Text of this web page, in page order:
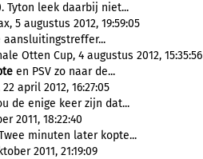
Tyton leek daarbij niet...
5 augustus 2012, 19:59:05
aansluitingstreffer...
Otten Cup, 4 augustus 2012, 15:35:56
en PSV zo naar de...
april 2012, 16:27:05
de enige keer zijn dat...
2011, 18:22:40
minuten later kopte...
2011, 21:19:09